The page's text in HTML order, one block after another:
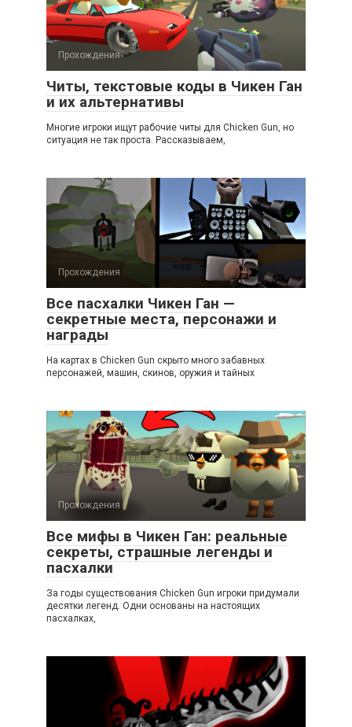
Прохождения
Читы, текстовые коды в Чикен Ган
и их альтернативы
Многие игроки ищут рабочие читы для Chicken Gun, но
ситуация не так проста. Рассказываем,
Прохождения
Все пасхалки Чикен Ган —
секретные места, персонажи и
награды
На картах в Chicken Gun скрыто много забавных
персонажей, машин, скинов, оружия и тайных
Прохождения
Все мифы в Чикен Ган: реальные
секреты, страшные легенды и
пасхалки
За годы существования Chicken Gun игроки придумали
десятки легенд. Одни основаны на настоящих
пасхалках,